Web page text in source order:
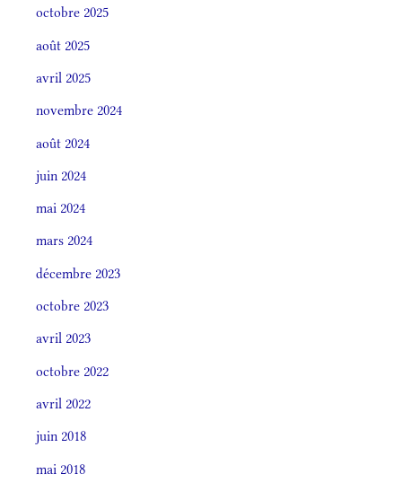
octobre 2025
août 2025
avril 2025
novembre 2024
août 2024
juin 2024
mai 2024
mars 2024
décembre 2023
octobre 2023
avril 2023
octobre 2022
avril 2022
juin 2018
mai 2018